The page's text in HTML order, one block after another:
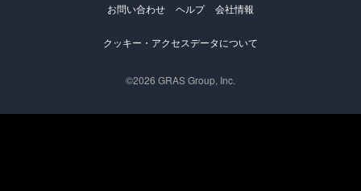
お問い合わせ ヘルプ 会社情報
クッキー・アクセスデータについて
©2026 GRAS Group, Inc.